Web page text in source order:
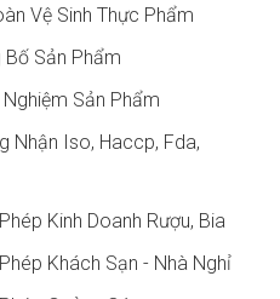
Vệ Sinh Thực Phẩm
Bố Sản Phẩm
Sản Phẩm
Nhận Iso, Haccp, Fda,
Kinh Doanh Rượu, Bia
Khách Sạn - Nhà Nghỉ